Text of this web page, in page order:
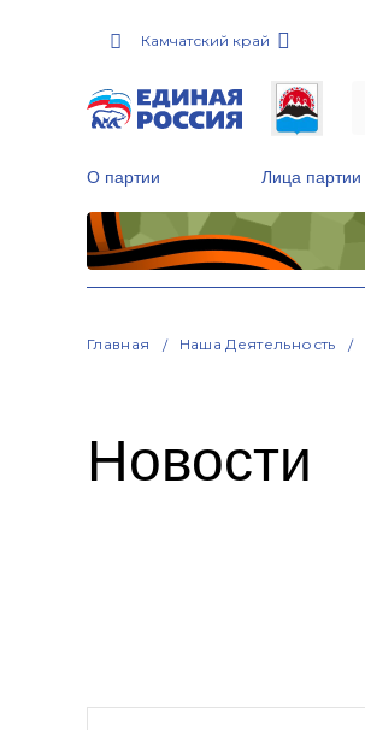
Камчатский край
О партии Лица партии
Главная Наша Деятельность
Новости